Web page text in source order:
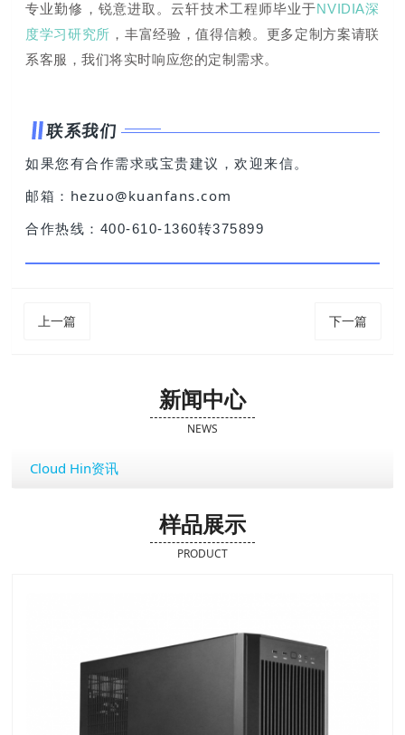
专业勤修，锐意进取。云轩技术工程师毕业于NVIDIA深
度学习研究所 ，丰富经验，值得信赖。更多定制方案请联
系客服，我们将实时响应您的定制需求。
联系我们
如果您有合作需求或宝贵建议，欢迎来信。
邮箱：hezuo@kuanfans.com
合作热线：400-610-1360转375899
上一篇 下一篇
新闻中心
NEWS
Cloud Hin资讯
样品展示
PRODUCT